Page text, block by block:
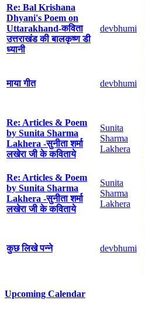
Re: Bal Krishana
Dhyani's Poem on
Uttarakhand-कविता
उत्तराखंड की बालकृष्ण डी
ध्यानी
devbhumi
माया गीत devbhumi
Re: Articles & Poem
by Sunita Sharma
Lakhera -सुनीता शर्मा
लखेरा जी के कविताये
Sunita
Sharma
Lakhera
Re: Articles & Poem
by Sunita Sharma
Lakhera -सुनीता शर्मा
लखेरा जी के कविताये
Sunita
Sharma
Lakhera
कुछ लिखे पन्ने devbhumi
Upcoming Calendar